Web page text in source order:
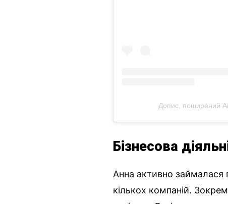
Допис, поширений
Бізнесова
Анна активно
кількох компаній.